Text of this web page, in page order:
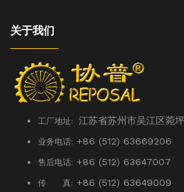
关于我们
工厂地址: 江苏省苏州市吴江区菀
业务电话: +86 (512) 63669206
售后电话: +86 (512) 63647007
传 真: +86 (512) 63649009